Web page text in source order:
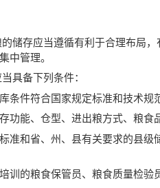
储存应当遵循有利于合理布局
中管理。
具备下列条件：
条件符合国家规定标准和技术规
功能、仓型、进出粮方式、粮
准和省、州、县有关要求的县
训的粮食保管员、粮食质量检验